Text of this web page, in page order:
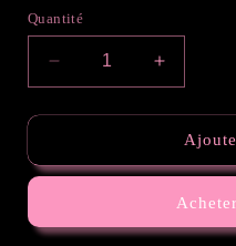
Quantité
Réduire
la
quantité
Boite
ronde
la
quantité
Boite
ronde